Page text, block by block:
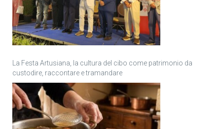
La Festa Artusiana, la cultura del cibo come patrimonio da
custodire, raccontare e tramandare